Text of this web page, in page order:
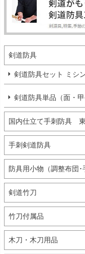
剣道防具
剣道防具セット ミシ
剣道防具単品（面・甲
国内仕立て手刺防具
手刺剣道防具
防具用小物（調整布団･
剣道竹刀
竹刀付属品
木刀・木刀用品